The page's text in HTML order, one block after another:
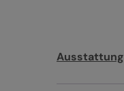
Ausstattung